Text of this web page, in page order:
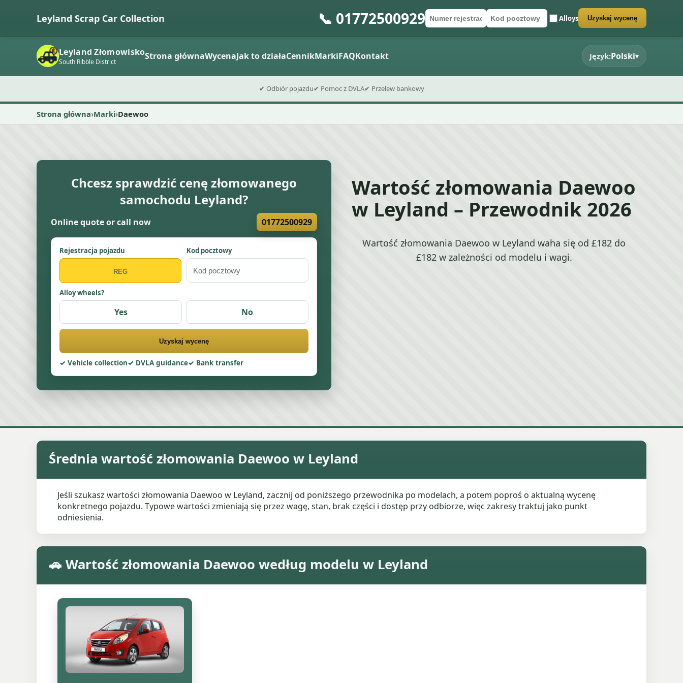
Leyland Scrap Car Collection 📞 01772500929Numer rejestracyjny
Kod pocztowy Alloys
Wyślij formularz wyceny Uzyskaj wycenę
Leyland Złomowisko
South Ribble District Strona głównaWycenaJak to działaCennikMarkiFAQKontakt Język:Polski▾
✔ Odbiór pojazdu✔ Pomoc z DVLA✔ Przelew bankowy
Strona główna Marki Daewoo
Chcesz sprawdzić cenę złomowanego
samochodu Leyland?
Online quote or call now 01772500929
Rejestracja pojazdu Kod pocztowy
Alloy wheels?
Yes No
Uzyskaj wycenę
Vehicle collection DVLA guidance Bank transfer
Wartość złomowania Daewoo
w Leyland – Przewodnik 2026
Wartość złomowania Daewoo w Leyland waha się od £182 do
£182 w zależności od modelu i wagi.
Średnia wartość złomowania Daewoo w Leyland
Jeśli szukasz wartości złomowania Daewoo w Leyland, zacznij od poniższego przewodnika po modelach, a potem poproś o aktualną wycenę
konkretnego pojazdu. Typowe wartości zmieniają się przez wagę, stan, brak części i dostęp przy odbiorze, więc zakresy traktuj jako punkt
odniesienia.
🚗 Wartość złomowania Daewoo według modelu w Leyland